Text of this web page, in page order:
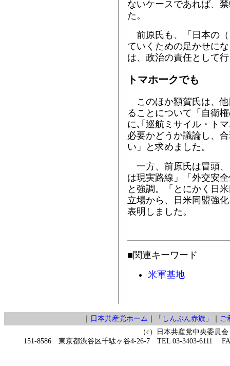
ないケースであれば、
た。
前原氏も、「日本の
ていくための足かせに
は、政治の責任として
トマホークでも
このほか額賀氏は、
ることについて「自衛
に､｢巡航ミサイル・ト
必要かどうか議論し、
い」と求めました。
一方、前原氏は冒頭
は現実路線」「外交安
と強調。「とにかく日
立場から、日米同盟強
表明しました。
■関連キーワード
米軍基地
日本共産党ホーム 「しんぶん赤旗」
ご
（c）日本共産党中央委員会
151-8586 東京都渋谷区千駄ヶ谷4-26-7 TEL 03-3403-6111